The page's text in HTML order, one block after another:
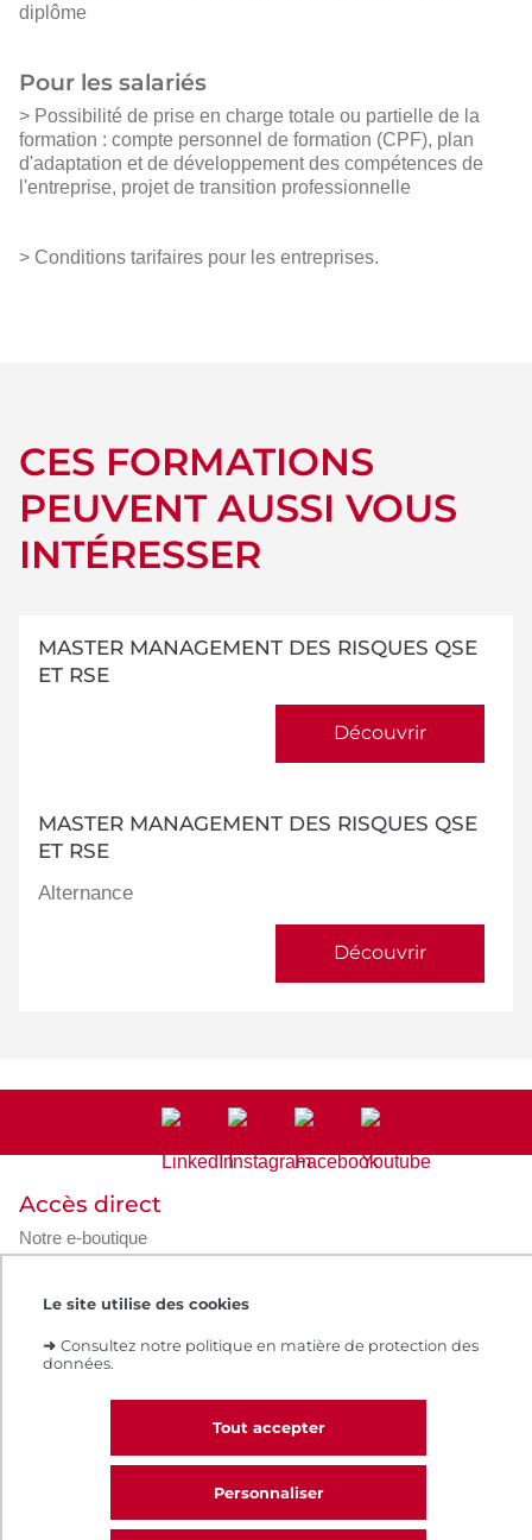
Le site utilise des cookies
➜ Consultez notre politique en matière de protection des
données.
Tout accepter
Personnaliser
diplôme
Pour les salariés
> Possibilité de prise en charge totale ou partielle de la
formation : compte personnel de formation (CPF), plan
d'adaptation et de développement des compétences de
l'entreprise, projet de transition professionnelle
> Conditions tarifaires pour les entreprises.
CES FORMATIONS
PEUVENT AUSSI VOUS
INTÉRESSER
MASTER MANAGEMENT DES RISQUES QSE
ET RSE
Découvrir
MASTER MANAGEMENT DES RISQUES QSE
ET RSE
Alternance
Découvrir
Accès direct
Notre e-boutique
Espace numérique de formation
Contacts et plans d'accès
Réclamations